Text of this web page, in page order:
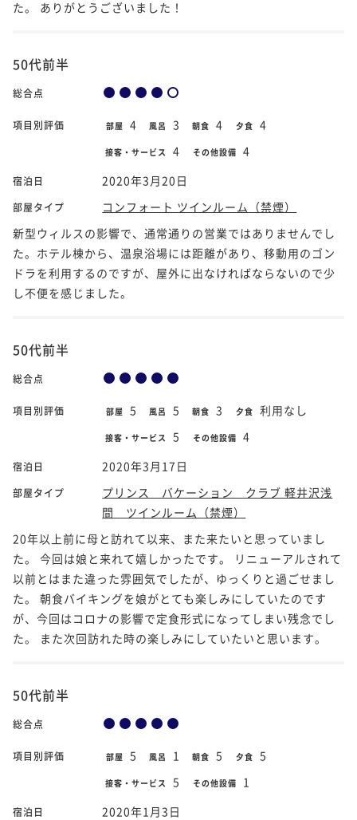
た。 ありがとうございました！
50代前半
総合点
項目別評価 部屋 4 風呂 3 朝食 4 夕食 4
接客・サービス 4 その他設備 4
宿泊日 2020年3月20日
部屋タイプ
コンフォート ツインルーム（禁煙）
新型ウィルスの影響で、通常通りの営業ではありませんでし
た。ホテル棟から、温泉浴場には距離があり、移動用のゴン
ドラを利用するのですが、屋外に出なければならないので少
し不便を感じました。
50代前半
総合点
項目別評価 部屋 5 風呂 5 朝食 3 夕食 利用なし
接客・サービス 5 その他設備 4
宿泊日 2020年3月17日
部屋タイプ
プリンス バケーション クラブ 軽井沢浅
間 ツインルーム（禁煙）
20年以上前に母と訪れて以来、また来たいと思っていまし
た。 今回は娘と来れて嬉しかったです。 リニューアルされて
以前とはまた違った雰囲気でしたが、ゆっくりと過ごせまし
た。 朝食バイキングを娘がとても楽しみにしていたのです
が、今回はコロナの影響で定食形式になってしまい残念でし
た。 また次回訪れた時の楽しみにしていたいと思います。
50代前半
総合点
項目別評価 部屋 5 風呂 1 朝食 5 夕食 5
接客・サービス 5 その他設備 1
宿泊日 2020年1月3日